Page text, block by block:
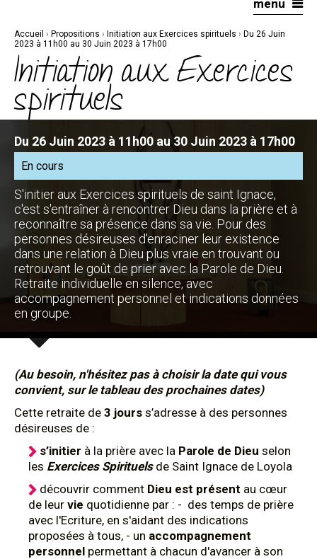
navigation
menu
Accueil › Propositions › Initiation aux Exercices spirituels › Du 26 Juin
2023 à 11h00 au 30 Juin 2023 à 17h00
Initiation aux Exercices
spirituels
Du 26 Juin 2023 à 11h00 au 30 Juin 2023 à 17h00
En cours
S'initier aux Exercices spirituels de saint Ignace,
c'est s'entraîner à rencontrer Dieu dans la prière et à
reconnaître sa présence dans sa vie. Pour des
personnes désireuses d'enraciner leur existence
dans une relation à Dieu plus vraie en trouvant ou
retrouvant le goût de prier avec la Parole de Dieu.
Retraite individuelle en silence, avec
accompagnement personnel et indications données
en groupe.
(Au besoin, n'hésitez pas à choisir la date qui vous
convient, sur le tableau des prochaines dates)
Cette retraite de 3 jours s’adresse à des personnes
désireuses de :
s’initier à la prière avec la Parole de Dieu selon
les Exercices Spirituels de Saint Ignace de Loyola
découvrir comment Dieu est présent au cœur
de leur vie quotidienne par : - des temps de prière
avec l'Ecriture, en s'aidant des indications
proposées à tous, - un accompagnement
personnel permettant à chacun d'avancer à son